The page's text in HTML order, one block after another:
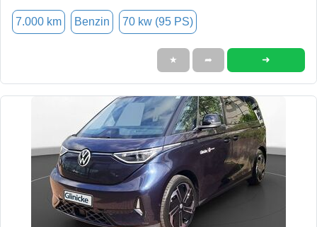
7.000 km Benzin 70 kw (95 PS)
★ ➦ ➜